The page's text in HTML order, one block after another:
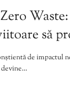
să
de impactul
devine…